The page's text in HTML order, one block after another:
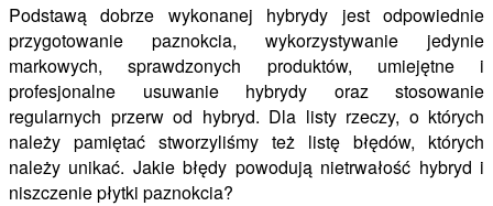
Podstawą dobrze wykonanej hybrydy jest odpowiednie
przygotowanie paznokcia, wykorzystywanie jedynie
markowych, sprawdzonych produktów, umiejętne i
profesjonalne usuwanie hybrydy oraz stosowanie
regularnych przerw od hybryd. Dla listy rzeczy, o których
należy pamiętać stworzyliśmy też listę błędów, których
należy unikać. Jakie błędy powodują nietrwałość hybryd i
niszczenie płytki paznokcia?